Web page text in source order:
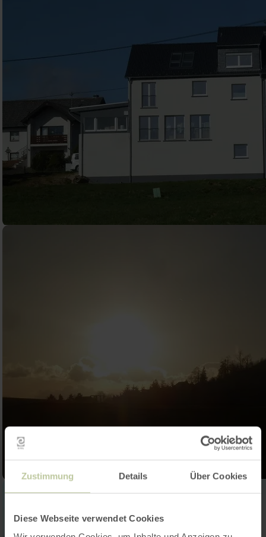
Zustimmung Details Über Cookies
Diese Webseite verwendet Cookies